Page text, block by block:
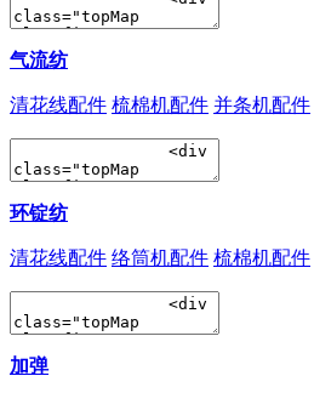
气流纺
清花线配件 梳棉机配件 并条机配件
环锭纺
清花线配件 络筒机配件 梳棉机配件
加弹